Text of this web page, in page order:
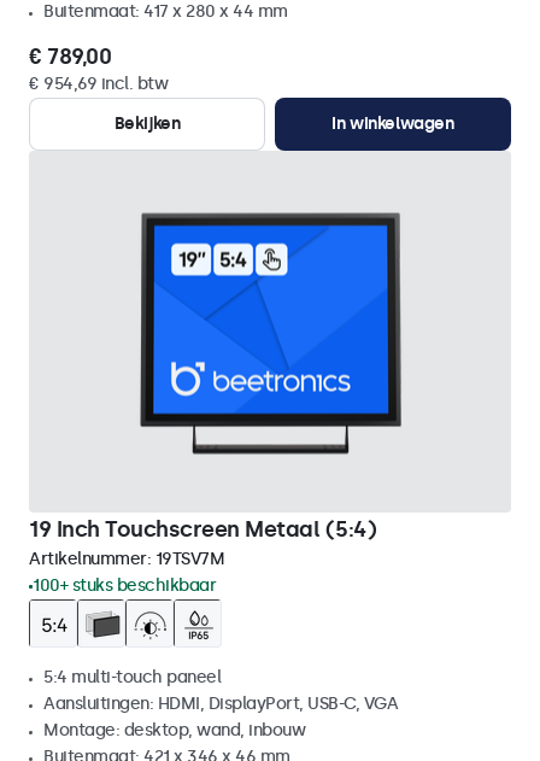
Buitenmaat: 417 x 280 x 44 mm
€ 789,00
€ 954,69 incl. btw
Bekijken
In winkelwagen
19 Inch Touchscreen Metaal (5:4)
Artikelnummer: 19TSV7M
100+ stuks beschikbaar
5:4 multi-touch paneel
Aansluitingen: HDMI, DisplayPort, USB-C, VGA
Montage: desktop, wand, inbouw
Buitenmaat: 421 x 346 x 46 mm